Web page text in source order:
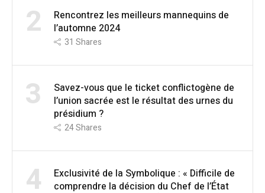
2
Rencontrez les meilleurs mannequins de
l’automne 2024
31 Shares
3
Savez-vous que le ticket conflictogène de
l’union sacrée est le résultat des urnes du
présidium ?
24Shares
4
Exclusivité de la Symbolique : « Difficile de
comprendre la décision du Chef de l’État